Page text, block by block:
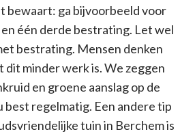
bewaart: ga bijvoorbeeld voor
één derde bestrating. Let wel
bestrating. Mensen denken
minder werk is. We zeggen
en groene aanslag op de
regelmatig. Een andere tip
tuin in Berchem is